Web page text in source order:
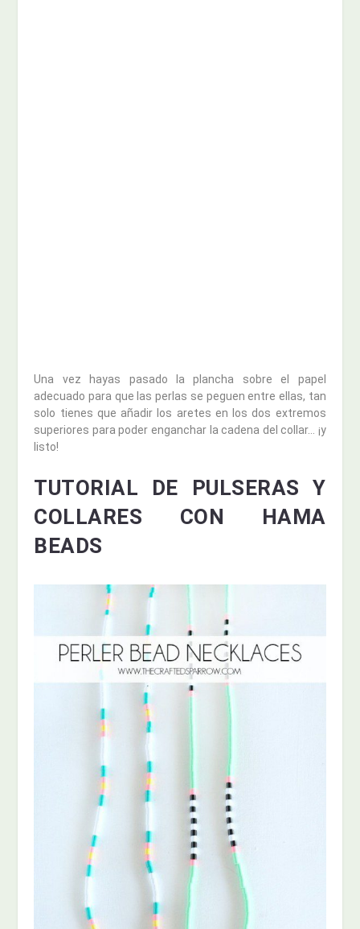
Una vez hayas pasado la plancha sobre el papel
adecuado para que las perlas se peguen entre ellas, tan
solo tienes que añadir los aretes en los dos extremos
superiores para poder enganchar la cadena del collar… ¡y
listo!
TUTORIAL DE PULSERAS Y
COLLARES CON HAMA
BEADS